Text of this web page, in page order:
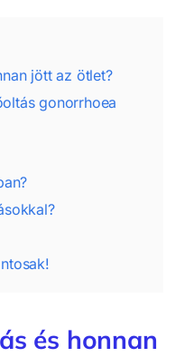
jött az ötlet?
gonorrhoea
és honnan